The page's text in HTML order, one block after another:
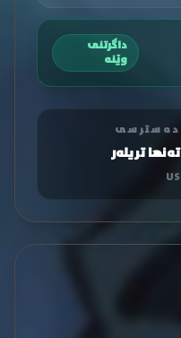
داگرتنی
وێنە
دەسترسی
تەنها تریلەر
US